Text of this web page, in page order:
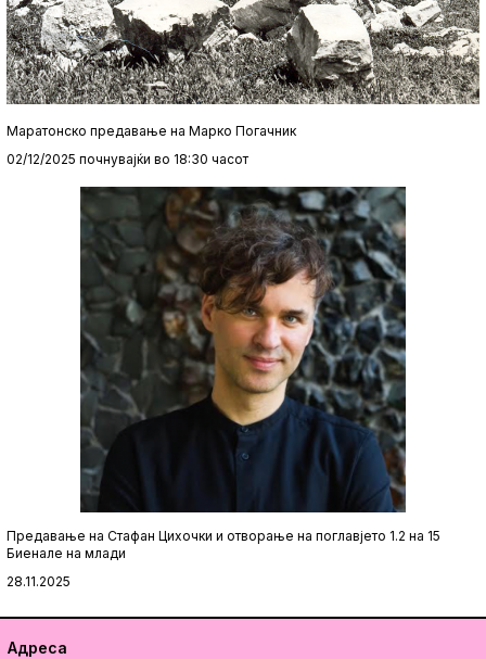
Маратонско предавање на Марко Погачник
02/12/2025 почнувајќи во 18:30 часот
Предавање на Стафан Цихочки и отворање на поглавјето 1.2 на 15
Биенале на млади
28.11.2025
Адреса